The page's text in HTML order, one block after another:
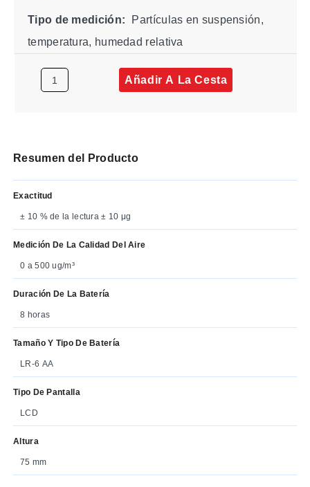
Tipo de medición:
Partículas en suspensión,
temperatura, humedad relativa
Añadir A La Cesta
Resumen del Producto
Exactitud
± 10 % de la lectura ± 10 μg
Medición De La Calidad Del Aire
0 a 500 ug/m³
Duración De La Batería
8 horas
Tamaño Y Tipo De Batería
LR-6 AA
Tipo De Pantalla
LCD
Altura
75 mm